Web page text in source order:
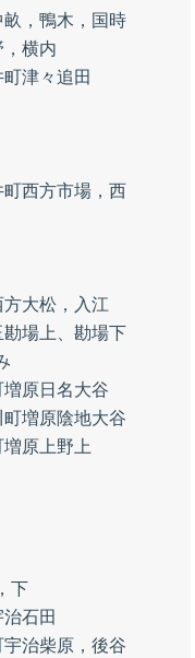
畝，鴨木，国時
，横内
町津々追田
町西方市場，西
方大松，入江
勘場上、勘場下
増原日名大谷
町増原陰地大谷
増原上野上
下
石田
宇治柴原，後谷